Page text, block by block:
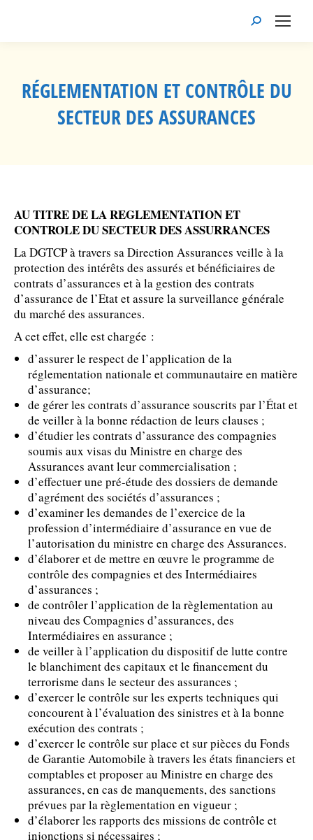
Recherche
:
RÉGLEMENTATION ET CONTRÔLE DU
SECTEUR DES ASSURANCES
AU TITRE DE LA REGLEMENTATION ET
CONTROLE DU SECTEUR DES ASSURRANCES
La DGTCP à travers saDirection Assurances veille à la
protection des intérêts des assurés et bénéficiaires de
contrats d’assurances et à la gestion des contrats
d’assurance de l’Etat et assure la surveillance générale
du marché des assurances.
A cet effet, elle est chargée :
d’assurer le respect de l’application de la
réglementation nationale et communautaire en matière
d’assurance;
de gérer les contrats d’assurance souscrits par l’État et
de veiller à la bonne rédaction de leurs clauses ;
d’étudier les contrats d’assurance des compagnies
soumis aux visas du Ministre en charge des
Assurances avant leur commercialisation ;
d’effectuer une pré-étude des dossiers de demande
d’agrément des sociétés d’assurances ;
d’examiner les demandes de l’exercice de la
profession d’intermédiaire d’assurance en vue de
l’autorisation du ministre en charge des Assurances.
d’élaborer et de mettre en œuvre le programme de
contrôle des compagnies et des Intermédiaires
d’assurances ;
de contrôler l’application de la règlementation au
niveau des Compagnies d’assurances, des
Intermédiaires en assurance ;
de veiller à l’application du dispositif de lutte contre
le blanchiment des capitaux et le financement du
terrorisme dans le secteur des assurances ;
d’exercer le contrôle sur les experts techniques qui
concourent à l’évaluation des sinistres et à la bonne
exécution des contrats ;
d’exercer le contrôle sur place et sur pièces du Fonds
de Garantie Automobile à travers les états financiers et
comptables et proposer au Ministre en charge des
assurances, en cas de manquements, des sanctions
prévues par la règlementation en vigueur ;
d’élaborer les rapports des missions de contrôle et
injonctions si nécessaires ;